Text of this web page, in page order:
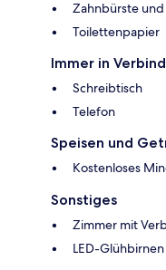
Zahnbürste
Toilettenpapier
Immer in
Schreibtisch
Telefon
Speisen und
Kostenloses
Sonstiges
Zimmer mit
LED-Glühbirnen